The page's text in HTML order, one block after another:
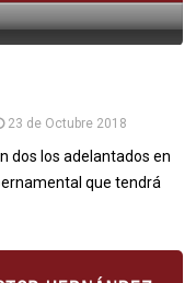
23 de Octubre 2018
dos los adelantados en
que tendrá